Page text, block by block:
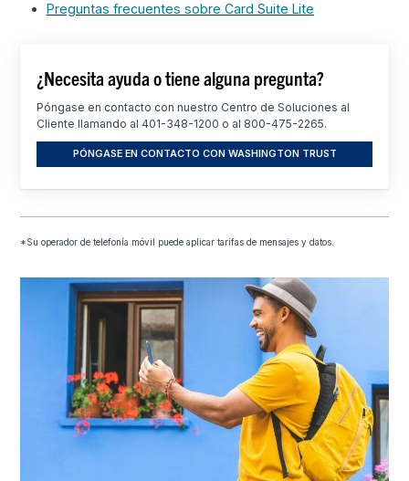
Preguntas frecuentes sobre Card Suite Lite
¿Necesita ayuda o tiene alguna pregunta?
Póngase en contacto con nuestro Centro de Soluciones al
Cliente llamando al 401-348-1200 o al 800-475-2265.
PÓNGASE EN CONTACTO CON WASHINGTON TRUST
*Su operador de telefonía móvil puede aplicar tarifas de mensajes y datos.